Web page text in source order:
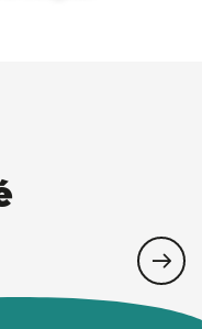
l’Ain !